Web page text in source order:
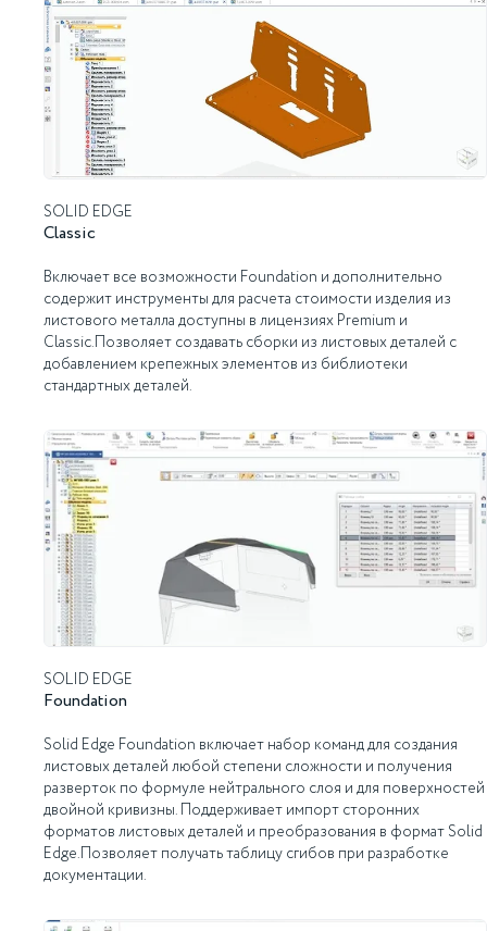
SOLID EDGE
Classic
Включает все возможности Foundation и дополнительно
содержит инструменты для расчета стоимости изделия из
листового металла доступны в лицензиях Premium и
Classic.Позволяет создавать сборки из листовых деталей с
добавлением крепежных элементов из библиотеки
стандартных деталей.
SOLID EDGE
Foundation
Solid Edge Foundation включает набор команд для создания
листовых деталей любой степени сложности и получения
разверток по формуле нейтрального слоя и для поверхностей
двойной кривизны. Поддерживает импорт сторонних
форматов листовых деталей и преобразования в формат Solid
Edge.Позволяет получать таблицу сгибов при разработке
документации.